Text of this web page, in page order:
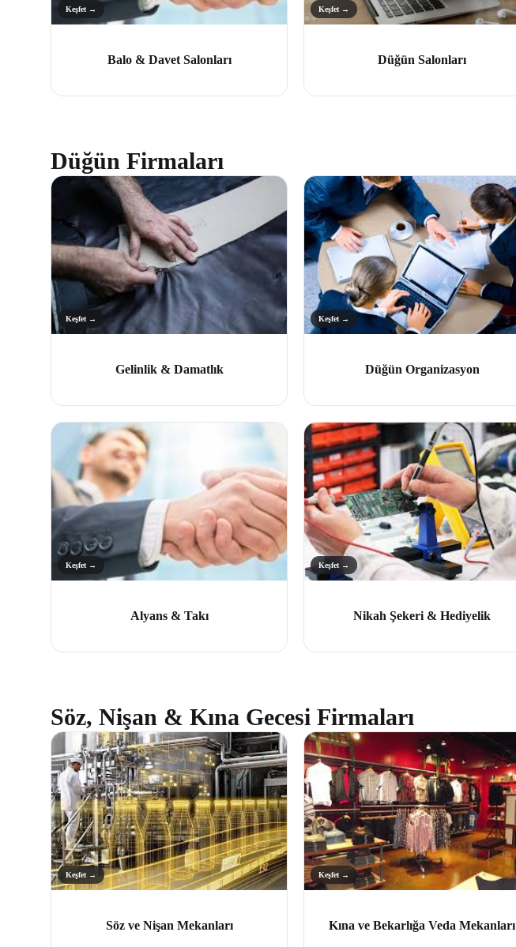
Keşfet →
Balo & Davet Salonları
Keşfet →
Düğün Salonları
Düğün Firmaları
Keşfet →
Gelinlik & Damatlık
Keşfet →
Alyans & Takı
Keşfet →
Düğün Organizasyon
Keşfet →
Nikah Şekeri & Hediyelik
Söz, Nişan & Kına Gecesi Firmaları
Keşfet →
Söz ve Nişan Mekanları
Keşfet →
Kına ve Bekarlığa Veda Mekanları